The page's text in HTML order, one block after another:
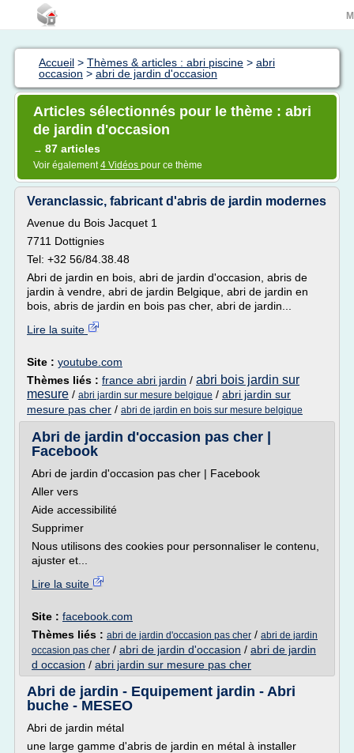
Accueil > Thèmes & articles : abri piscine > abri
occasion > abri de jardin d'occasion
Articles sélectionnés pour le thème : abri
de jardin d'occasion
→ 87 articles
Voir également4 Vidéos pour ce thème
Veranclassic, fabricant d'abris de jardin modernes
Avenue du Bois Jacquet 1
7711 Dottignies
Tel: +32 56/84.38.48
Abri de jardin en bois, abri de jardin d'occasion, abris de
jardin à vendre, abri de jardin Belgique, abri de jardin en
bois, abris de jardin en bois pas cher, abri de jardin...
Lire la suite
Site : youtube.com
Thèmes liés : france abri jardin / abri bois jardin sur
mesure / abri jardin sur mesure belgique / abri jardin sur
mesure pas cher / abri de jardin en bois sur mesure belgique
Abri de jardin d'occasion pas cher |
Facebook
Abri de jardin d'occasion pas cher | Facebook
Aller vers
Aide accessibilité
Supprimer
Nous utilisons des cookies pour personnaliser le contenu,
ajuster et...
Lire la suite
Site : facebook.com
Thèmes liés : abri de jardin d'occasion pas cher / abri de jardin
occasion pas cher / abri de jardin d'occasion / abri de jardin
d occasion / abri jardin sur mesure pas cher
Abri de jardin - Equipement jardin - Abri
buche - MESEO
Abri de jardin métal
une large gamme d'abris de jardin en métal à installer